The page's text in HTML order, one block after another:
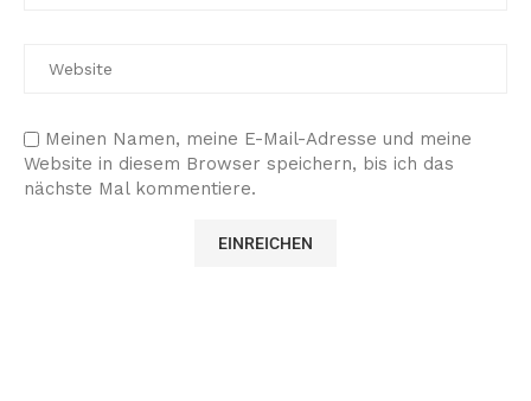
Meinen Namen, meine E-Mail-Adresse und meine
Website in diesem Browser speichern, bis ich das
nächste Mal kommentiere.